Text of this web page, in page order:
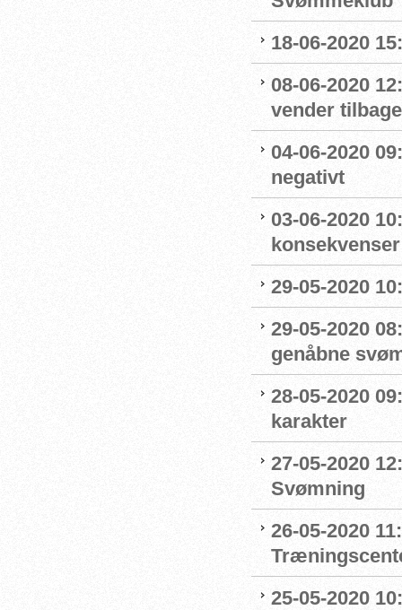
18-06-2020
08-06-2020
vender
04-06-2020
negativt
03-06-2020
29-05-2020
29-05-2020
genåbne
28-05-2020
karakter
27-05-2020
Svømning
26-05-2020
25-05-2020